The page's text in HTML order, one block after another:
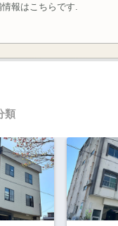
報はこちらです.
類